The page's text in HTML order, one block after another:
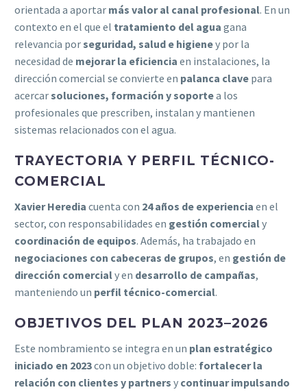
orientada a aportar más valor al canal profesional. En un
contexto en el que el tratamiento del agua gana
relevancia porseguridad, salud e higieney por la
necesidad de mejorar la eficiencia en instalaciones, la
dirección comercial se convierte en palanca clave para
acercarsoluciones, formación y soportea los
profesionales que prescriben, instalan y mantienen
sistemas relacionados con el agua.
TRAYECTORIA Y PERFIL TÉCNICO-
COMERCIAL
Xavier Heredia cuenta con 24 años de experiencia en el
sector, con responsabilidades en gestión comercialy
coordinación de equipos. Además, ha trabajado en
negociaciones con cabeceras de grupos, en gestión de
dirección comercialy en desarrollo de campañas,
manteniendo un perfil técnico-comercial.
OBJETIVOS DEL PLAN 2023–2026
Este nombramiento se integra en un plan estratégico
iniciado en 2023con un objetivo doble: fortalecer la
relación con clientes y partners y continuar impulsando